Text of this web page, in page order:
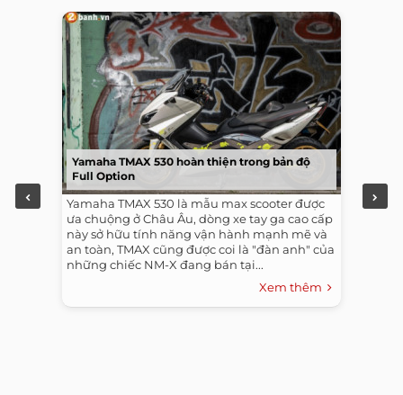
Yamaha TMAX 530 hoàn thiện trong bản độ
Full Option
Yamaha TMAX 530 là mẫu max scooter được
ưa chuộng ở Châu Âu, dòng xe tay ga cao cấp
này sở hữu tính năng vận hành mạnh mẽ và
an toàn, TMAX cũng được coi là "đàn anh" của
những chiếc NM-X đang bán tại...
Xem thêm